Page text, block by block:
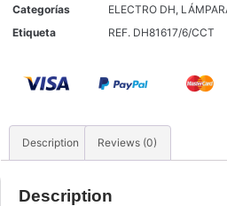
Categorías ELECTRO DH,
Etiqueta
REF. DH81617/6/CCT
Description Reviews (0)
Description